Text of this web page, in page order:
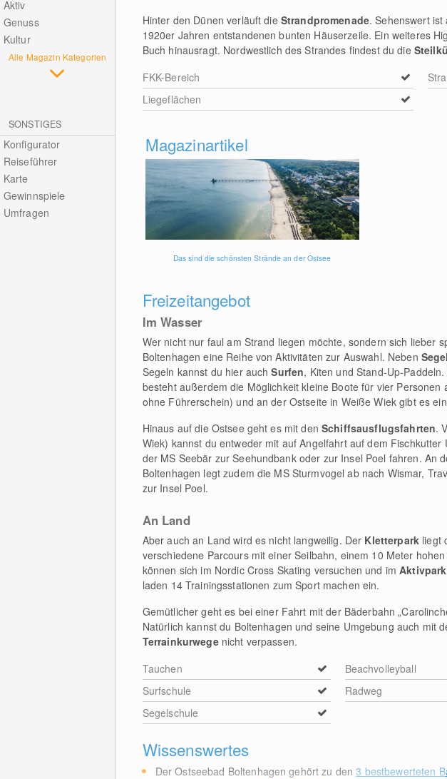
Aktiv
Genuss
Kultur
Alle Magazin Kategorien
SONSTIGES
Konfigurator
Reiseführer
Karte
Gewinnspiele
Umfragen
Hinter den Dünen verläuft die Strandpromenade. Sehenswert
1920er Jahren entstandenen bunten Häuserzeile. Ein weiteres
Buch hinausragt. Nordwestlich des Strandes findest du die
FKK-Bereich
Liegeflächen
Magazinartikel
Das sind die schönsten Strände an der Ostsee
Freizeitangebot
Im Wasser
Wer nicht nur faul am Strand liegen möchte, sondern sich lieber
Boltenhagen eine Reihe von Aktivitäten zur Auswahl. Neben
Segeln kannst du hier auchSurfen, Kiten und Stand-Up-
besteht außerdem die Möglichkeit kleine Boote für vier Personen
ohne Führerschein) und an der Ostseite in Weiße Wiek gibt es
Hinaus auf die Ostsee geht es mit denSchiffsausflugsfahrten.
Wiek) kannst du entweder mit auf Angelfahrt auf dem Fischkutter
der MS Seebär zur Seehundbank oder zur Insel Poel fahren. An
Boltenhagen legt zudem die MS Sturmvogel ab nach Wismar,
zur Insel Poel.
An Land
Aber auch an Land wird es nicht langweilig. Der Kletterpark liegt
verschiedene Parcours mit einer Seilbahn, einem 10 Meter
können sich im Nordic Cross Skating versuchen und imAktivpark
laden 14 Trainingsstationen zum Sport machen ein.
Gemütlicher geht es bei einer Fahrt mit der Bäderbahn
Natürlich kannst du Boltenhagen und seine Umgebung auch mit
Terrainkurwegenicht verpassen.
Tauchen
Surfschule
Segelschule
Beachvolleyball
Radweg
Wissenswertes
Der Ostseebad Boltenhagen gehört zu den3 bestbewerteten